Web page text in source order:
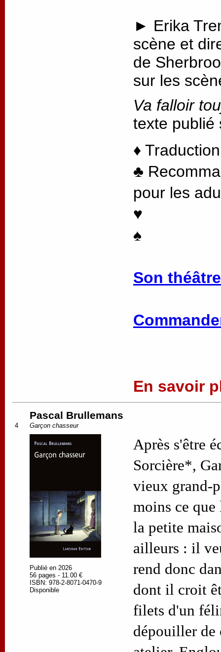
► Erika
scène et
de
sur les
Va falloir
texte publié
♦
♣
pour les
♥
♠
Son
En savoir
4
Pascal Brullemans
Garçon chasseur
Publié en 2026
56 pages - 11.00 €
ISBN: 978-2-8071-0470-9
Disponible
Après s'être
Sorcière*,
vieux grand-
moins ce
la petite
ailleurs : il
rend donc
dont il croit
filets d'un
dépouiller de